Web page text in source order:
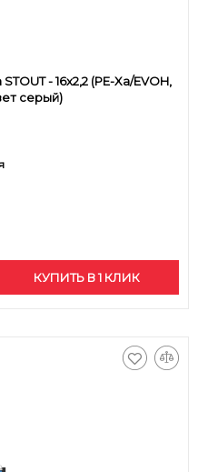
- 16x2,2 (PE-Xa/EVOH,
серый)
КУПИТЬ В 1 КЛИК